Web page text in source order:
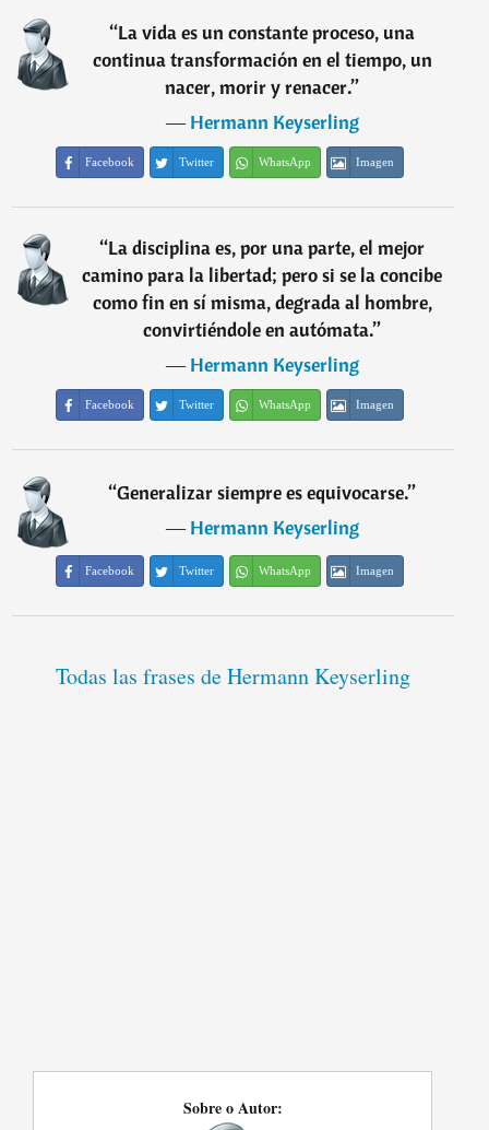
“La vida es un constante proceso, una
continua transformación en el tiempo, un
nacer, morir y renacer.”
―Hermann Keyserling
Facebook Twitter WhatsApp Imagen
“La disciplina es, por una parte, el mejor
camino para la libertad; pero si se la concibe
como fin en sí misma, degrada al hombre,
convirtiéndole en autómata.”
―Hermann Keyserling
Facebook Twitter WhatsApp Imagen
“Generalizar siempre es equivocarse.”
―Hermann Keyserling
Facebook Twitter WhatsApp Imagen
Todas las frases de Hermann Keyserling
Sobre o Autor: